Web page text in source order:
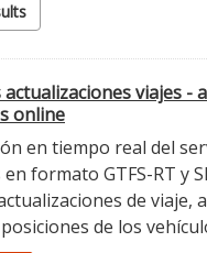
viajes -
online
en tiempo real del
formato GTFS-RT y
de viaje,
de los